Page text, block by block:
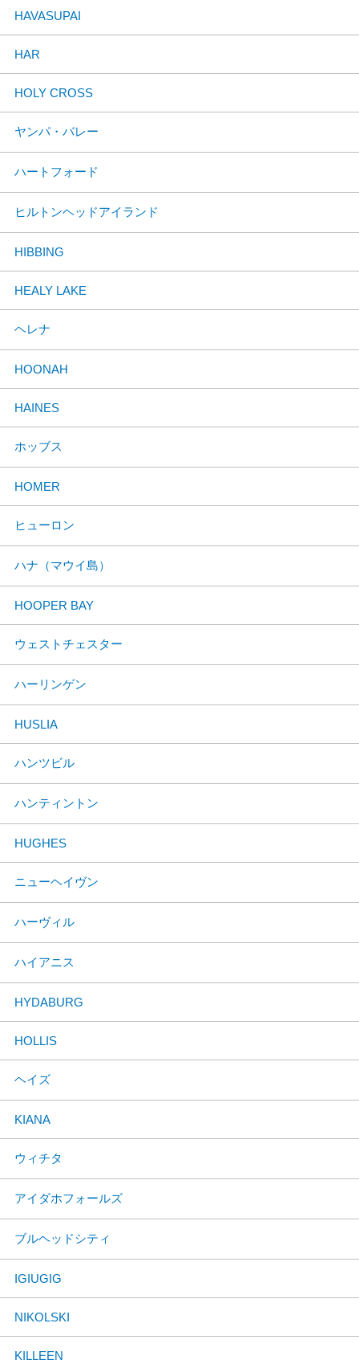
HAVASUPAI
HAR
HOLY CROSS
ヤンパ・バレー
ハートフォード
ヒルトンヘッドアイランド
HIBBING
HEALY LAKE
ヘレナ
HOONAH
HAINES
ホッブス
HOMER
ヒューロン
ハナ（マウイ島）
HOOPER BAY
ウェストチェスター
ハーリンゲン
HUSLIA
ハンツビル
ハンティントン
HUGHES
ニューヘイヴン
ハーヴィル
ハイアニス
HYDABURG
HOLLIS
ヘイズ
KIANA
ウィチタ
アイダホフォールズ
ブルヘッドシティ
IGIUGIG
NIKOLSKI
KILLEEN